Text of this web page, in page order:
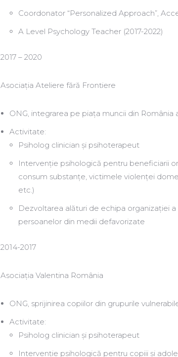
Coordonator “Personalized Approach”,
A Level Psychology Teacher (2017-2022)
2017 – 2020
Asociația Ateliere fără Frontiere
ONG, integrarea pe piața muncii din România
Activitate:
Psiholog clinician și psihoterapeut
Intervenție psihologică pentru beneficiarii
consum substanțe, victimele violenței
etc.)
Dezvoltarea alături de echipa organizației
persoanelor din medii defavorizate
2014-2017
Asociaţia Valentina România
ONG, sprijinirea copiilor din grupurile
Activitate:
Psiholog clinician și psihoterapeut
Intervenție psihologică pentru copiii și